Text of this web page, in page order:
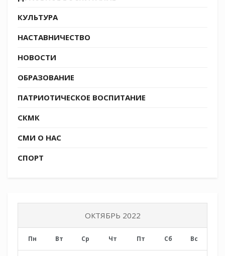
КУЛЬТУРА
НАСТАВНИЧЕСТВО
НОВОСТИ
ОБРАЗОВАНИЕ
ПАТРИОТИЧЕСКОЕ ВОСПИТАНИЕ
СКМК
СМИ О НАС
СПОРТ
ОКТЯБРЬ 2022
Пн Вт Ср Чт Пт Сб Вс